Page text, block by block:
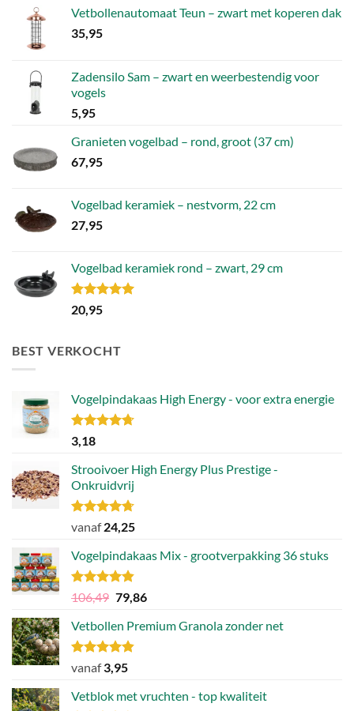
Vetbollenautomaat Teun – zwart met koperen dak
35,95
Zadensilo Sam – zwart en weerbestendig voor
vogels
5,95
Granieten vogelbad – rond, groot (37 cm)
67,95
Vogelbad keramiek – nestvorm, 22 cm
27,95
Vogelbad keramiek rond – zwart, 29 cm
Gewaardeerd
5.00
20,95
BEST VERKOCHT
Vogelpindakaas High Energy - voor extra energie
Gewaardeerd
4.70
3,18
Strooivoer High Energy Plus Prestige -
Onkruidvrij
Gewaardeerd
uit 5
vanaf24,25
Vogelpindakaas Mix - grootverpakking 36 stuks
Gewaardeerd
uit 5
106,49 Oorspronkelijke
was:
106,49.
79,86Huidige
is:
Vetbollen Premium Granola zonder net
Gewaardeerd
uit 5
vanaf3,95
Vetblok met vruchten - top kwaliteit